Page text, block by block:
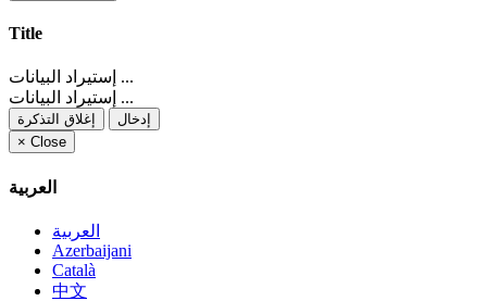
Title
إستيراد البيانات ...
إستيراد البيانات ...
إغلاق التذكرة
إدخال
× Close
العربية
العربية
Azerbaijani
Català
中文